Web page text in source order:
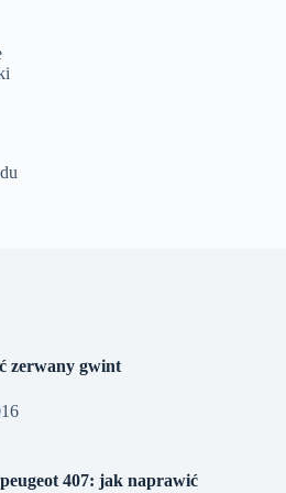
zerwany gwint
407: jak naprawić